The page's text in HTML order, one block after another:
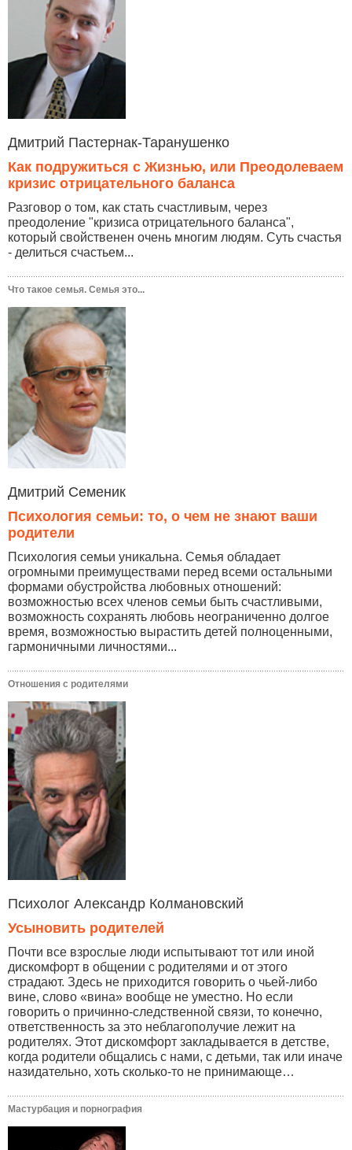
Дмитрий Пастернак-Таранушенко
Как подружиться с Жизнью, или Преодолеваем
кризис отрицательного баланса
Разговор о том, как стать счастливым, через
преодоление "кризиса отрицательного баланса",
который свойственен очень многим людям. Суть счастья
- делиться счастьем...
Что такое семья. Семья это...
Дмитрий Семеник
Психология семьи: то, о чем не знают ваши
родители
Психология семьи уникальна. Семья обладает
огромными преимуществами перед всеми остальными
формами обустройства любовных отношений:
возможностью всех членов семьи быть счастливыми,
возможность сохранять любовь неограниченно долгое
время, возможностью вырастить детей полноценными,
гармоничными личностями...
Отношения с родителями
Психолог Александр Колмановский
Усыновить родителей
Почти все взрослые люди испытывают тот или иной
дискомфорт в общении с родителями и от этого
страдают. Здесь не приходится говорить о чьей-либо
вине, слово «вина» вообще не уместно. Но если
говорить о причинно-следственной связи, то конечно,
ответственность за это неблагополучие лежит на
родителях. Этот дискомфорт закладывается в детстве,
когда родители общались с нами, с детьми, так или иначе
назидательно, хоть сколько-то не принимающе…
Мастурбация и порнография